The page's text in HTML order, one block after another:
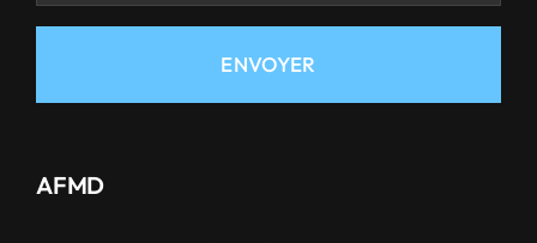
ENVOYER
AFMD